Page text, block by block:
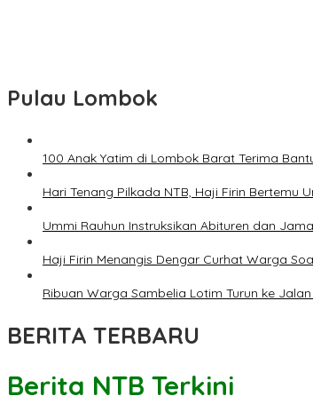
Pulau Lombok
100 Anak Yatim di Lombok Barat Terima
Hari Tenang Pilkada NTB, Haji Firin Bertemu
Ummi Rauhun Instruksikan Abituren dan
Haji Firin Menangis Dengar Curhat Warga
Ribuan Warga Sambelia Lotim Turun ke
BERITA TERBARU
Berita NTB Terkini